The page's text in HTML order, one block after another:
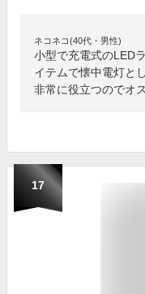
ネコネコ(40代・男性)
小型で充電式のLED
イテムで懐中電灯と
非常に役立つのでオ
17